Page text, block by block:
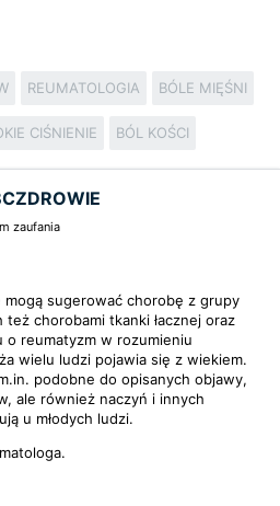
REUMATOLOGIA BÓLE MIĘŚNI
CIŚNIENIE BÓL KOŚCI
zaufania
sugerować chorobę z grupy
chorobami tkanki łacznej oraz
o reumatyzm w rozumieniu
wielu ludzi pojawia się z wiekiem.
podobne do opisanych objawy,
ale również naczyń i innych
u młodych ludzi.